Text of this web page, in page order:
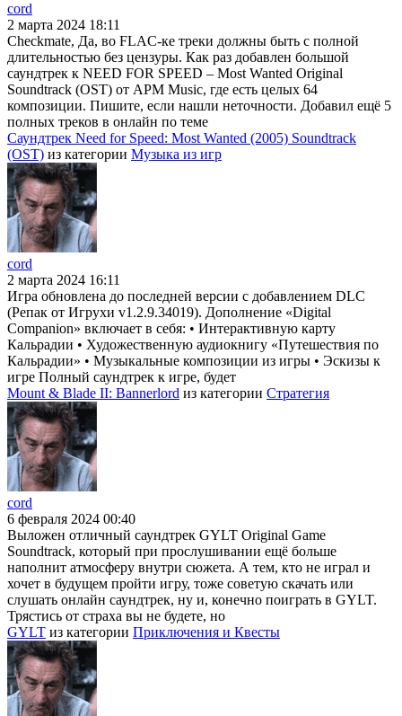
cord
2 марта 2024 18:11
Checkmate, Да, во FLAC-ке треки должны быть с полной
длительностью без цензуры. Как раз добавлен большой
саундтрек к NEED FOR SPEED – Most Wanted Original
Soundtrack (OST) от APM Music, где есть целых 64
композиции. Пишите, если нашли неточности. Добавил ещё 5
полных треков в онлайн по теме
Саундтрек Need for Speed: Most Wanted (2005) Soundtrack
(OST) из категории Музыка из игр
cord
2 марта 2024 16:11
Игра обновлена до последней версии с добавлением DLC
(Репак от Игрухи v1.2.9.34019). Дополнение «Digital
Companion» включает в себя: • Интерактивную карту
Кальрадии • Художественную аудиокнигу «Путешествия по
Кальрадии» • Музыкальные композиции из игры • Эскизы к
игре Полный саундтрек к игре, будет
Mount & Blade II: Bannerlord из категории Стратегия
cord
6 февраля 2024 00:40
Выложен отличный саундтрек GYLT Original Game
Soundtrack, который при прослушивании ещё больше
наполнит атмосферу внутри сюжета. А тем, кто не играл и
хочет в будущем пройти игру, тоже советую скачать или
слушать онлайн саундтрек, ну и, конечно поиграть в GYLT.
Трястись от страха вы не будете, но
GYLT из категории Приключения и Квесты